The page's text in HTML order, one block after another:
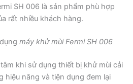
SH 006 là sản phẩm phù hợp
rất nhiều khách hàng.
máy khử mùi Fermi SH 006
khi sử dụng thiết bị khử mùi cải
hiệu năng và tiện dụng đem lại